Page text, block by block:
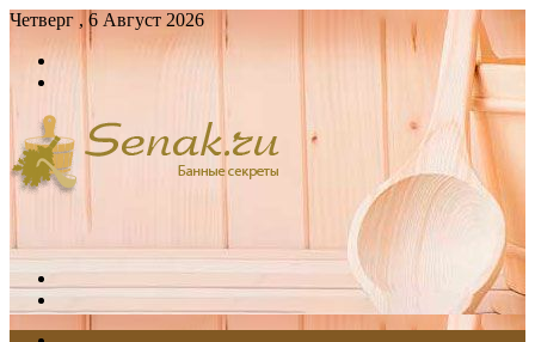
Четверг , 6 Август 2026
Войти
skin